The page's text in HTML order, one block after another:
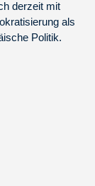
derzeit mit
als
Politik.